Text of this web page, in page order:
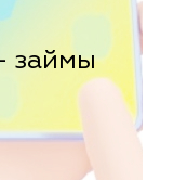
займы